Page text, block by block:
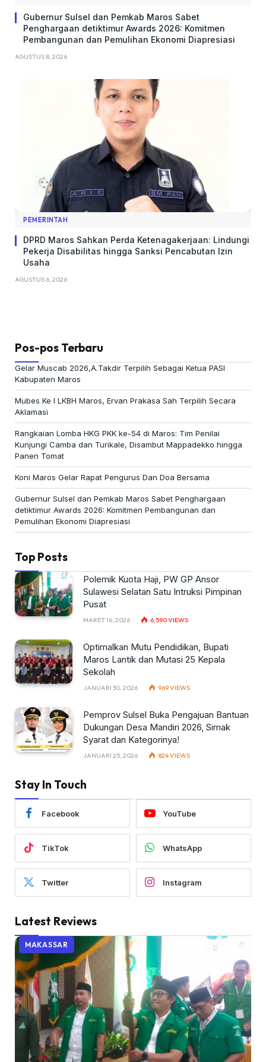
Gubernur Sulsel dan Pemkab Maros Sabet
Penghargaan detiktimur Awards 2026: Komitmen
Pembangunan dan Pemulihan Ekonomi Diapresiasi
AGUSTUS 8, 2026
PEMERINTAH
DPRD Maros Sahkan Perda Ketenagakerjaan: Lindungi
Pekerja Disabilitas hingga Sanksi Pencabutan Izin
Usaha
AGUSTUS 6, 2026
Pos-pos Terbaru
Gelar Muscab 2026,A.Takdir Terpilih Sebagai Ketua PASI
Kabupaten Maros
Mubes Ke I LKBH Maros, Ervan Prakasa Sah Terpilih Secara
Aklamasi
Rangkaian Lomba HKG PKK ke-54 di Maros: Tim Penilai
Kunjungi Camba dan Turikale, Disambut Mappadekko hingga
Panen Tomat
Koni Maros Gelar Rapat Pengurus Dan Doa Bersama
Gubernur Sulsel dan Pemkab Maros Sabet Penghargaan
detiktimur Awards 2026: Komitmen Pembangunan dan
Pemulihan Ekonomi Diapresiasi
Top Posts
Polemik Kuota Haji, PW GP Ansor
Sulawesi Selatan Satu Intruksi Pimpinan
Pusat
MARET 16, 2026 6,590VIEWS
Optimalkan Mutu Pendidikan, Bupati
Maros Lantik dan Mutasi 25 Kepala
Sekolah
JANUARI 30, 2026 969VIEWS
Pemprov Sulsel Buka Pengajuan Bantuan
Dukungan Desa Mandiri 2026, Simak
Syarat dan Kategorinya!
JANUARI 25, 2026 824VIEWS
Stay In Touch
Facebook YouTube
TikTok WhatsApp
Twitter Instagram
Latest Reviews
MAKASSAR